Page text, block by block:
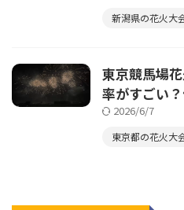
新潟県の花火大
東京競馬場
率がすごい
2026/6/7
東京都の花火大